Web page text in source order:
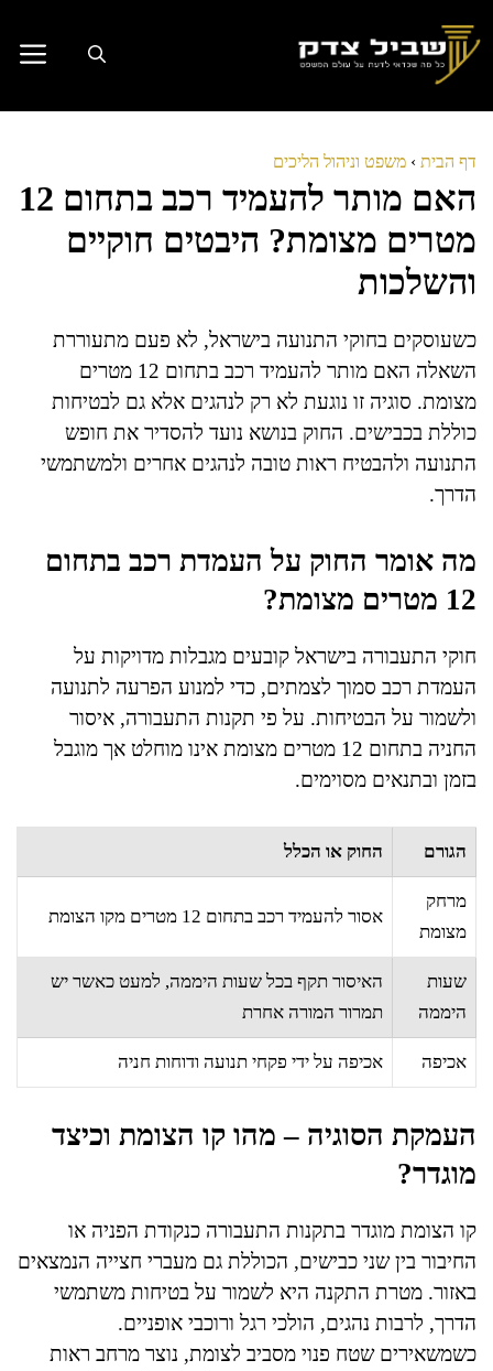
לתוכן
דף הבית › משפט וניהול הליכים
האם מותר להעמיד רכב בתחום 12
מטרים מצומת? היבטים חוקיים
והשלכות
כשעוסקים בחוקי התנועה בישראל, לא פעם מתעוררת
השאלה האם מותר להעמיד רכב בתחום 12 מטרים
מצומת. סוגיה זו נוגעת לא רק לנהגים אלא גם לבטיחות
כוללת בכבישים. החוק בנושא נועד להסדיר את חופש
התנועה ולהבטיח ראות טובה לנהגים אחרים ולמשתמשי
הדרך.
מה אומר החוק על העמדת רכב בתחום
12 מטרים מצומת?
חוקי התעבורה בישראל קובעים מגבלות מדויקות על
העמדת רכב סמוך לצמתים, כדי למנוע הפרעה לתנועה
ולשמור על הבטיחות. על פי תקנות התעבורה, איסור
החניה בתחום 12 מטרים מצומת אינו מוחלט אך מוגבל
בזמן ובתנאים מסוימים.
הגורם החוק או הכלל
מרחק
מצומת
אסור להעמיד רכב בתחום 12 מטרים מקו הצומת
שעות
היממה
האיסור תקף בכל שעות היממה, למעט כאשר יש
תמרור המורה אחרת
אכיפה אכיפה על ידי פקחי תנועה ודוחות חניה
העמקת הסוגיה – מהו קו הצומת וכיצד
מוגדר?
קו הצומת מוגדר בתקנות התעבורה כנקודת הפניה או
החיבור בין שני כבישים, הכוללת גם מעברי חצייה הנמצאים
באזור. מטרת התקנה היא לשמור על בטיחות משתמשי
הדרך, לרבות נהגים, הולכי רגל ורוכבי אופניים.
כשמשאירים שטח פנוי מסביב לצומת, נוצר מרחב ראות